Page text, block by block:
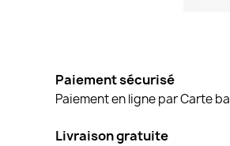
Paiement sécurisé
Paiement en ligne par Carte
Livraison gratuite